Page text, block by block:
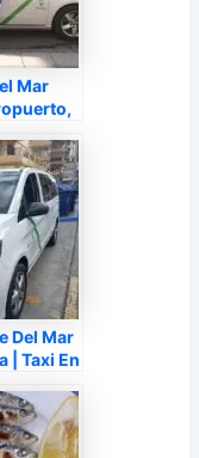
Mar
Del Mar
| Taxi En
Plazas
Torre